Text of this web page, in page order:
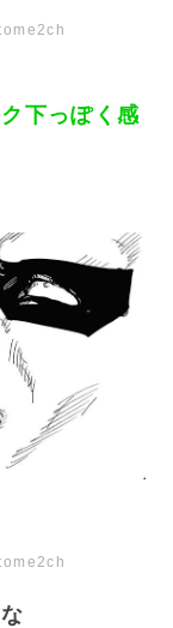
下っぽく感